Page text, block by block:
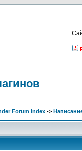
Forum Index ->